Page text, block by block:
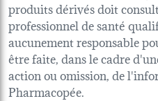
produits dérivés doit
professionnel de santé
aucunement responsable
être faite, dans le cadre
action ou omission, de
Pharmacopée.